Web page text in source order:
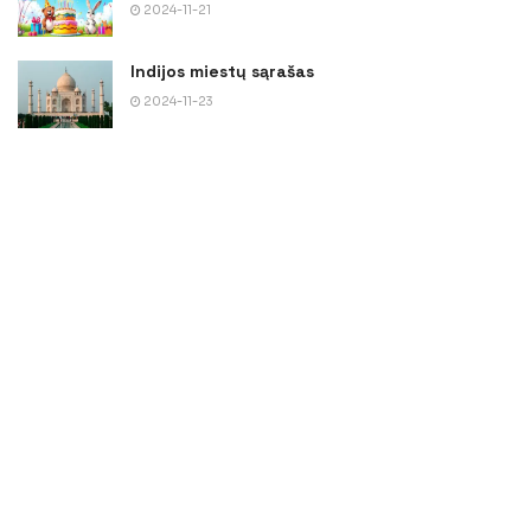
2024-11-21
Indijos miestų sąrašas
2024-11-23